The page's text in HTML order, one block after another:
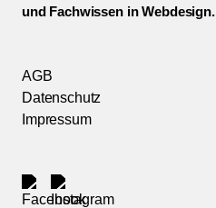
und Fachwissen in Webdesign.
AGB
Datenschutz
Impressum